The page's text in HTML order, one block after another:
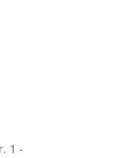
1 -